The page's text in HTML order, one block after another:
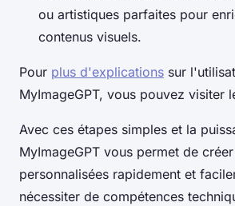
ou artistiques parfaites pour
contenus visuels.
Pour plus d'explications sur
MyImageGPT, vous pouvez visiter
Avec ces étapes simples et la
MyImageGPT vous permet de
personnalisées rapidement et
nécessiter de compétences